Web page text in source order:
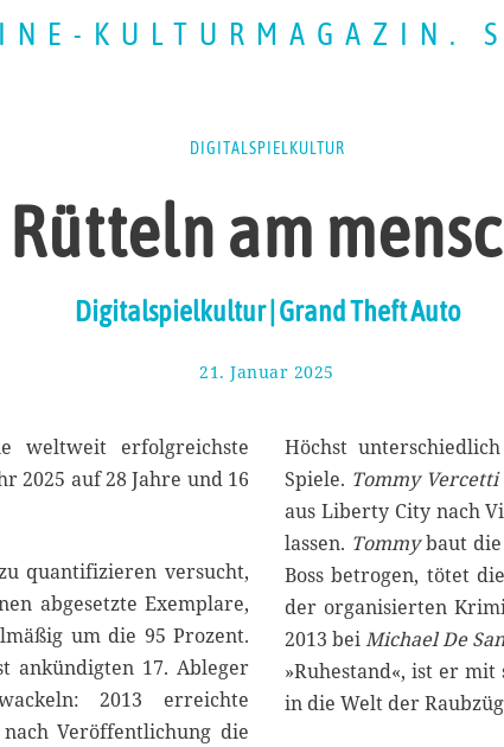
KULTURMAGAZIN.
DIGITALSPIELKULTUR
am
Digitalspielkultur | Grand Theft Auto
21. Januar 2025
e
r
u
a
r
2
0
2
weltweit erfolgreichste
2025 auf 28 Jahre und 16
quantifizieren versucht,
abgesetzte Exemplare,
um die 95 Prozent.
ankündigten 17. Ableger
2013 erreichte
Veröffentlichung die
Höchst
Spiele. Tommy Vercetti
aus Liberty City nach
lassen. Tommybaut
Boss betrogen, tötet
der organisierten
2013 beiMichael De
»Ruhestand«, ist er
in die Welt der